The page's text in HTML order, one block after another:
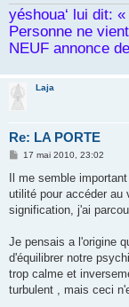
yéshoua‘ lui dit:
Personne ne
NEUF annonce
Laja
Re: LA PORTE
M
s
a
g
e
17 mai 2010, 23:02
Il me semble
utilité pour accéder au
signification, j'ai
Je pensais a l'origine
d'équilibrer notre
trop calme et
turbulent , mais ceci